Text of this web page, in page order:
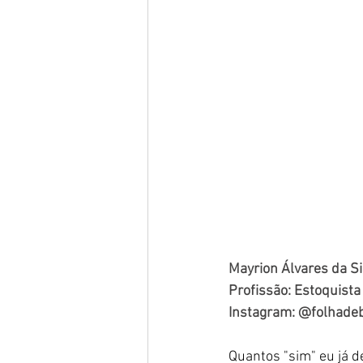
Mayrion Álvares da
Profissão: Estoquista
Instagram:
Quantos "sim" eu já